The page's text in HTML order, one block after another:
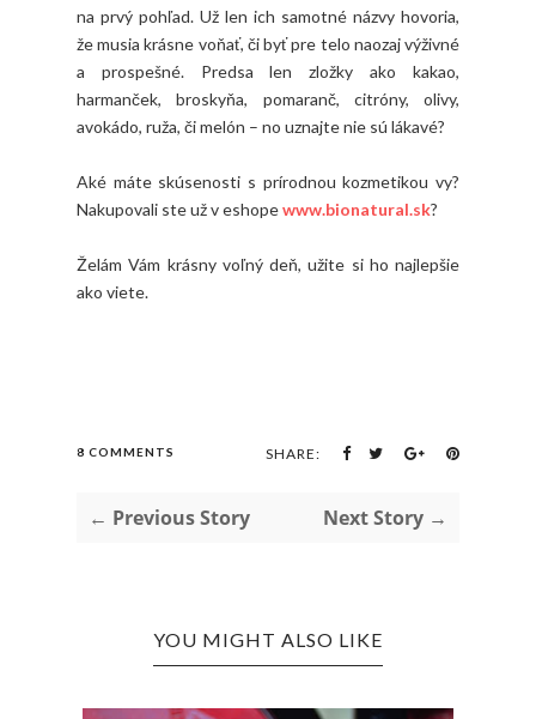
na prvý pohľad. Už len ich samotné názvy hovoria,
že musia krásne voňať, či byť pre telo naozaj výživné
a prospešné. Predsa len zložky ako kakao,
harmanček, broskyňa, pomaranč, citróny, olivy,
avokádo, ruža, či melón – no uznajte nie sú lákavé?
Aké máte skúsenosti s prírodnou kozmetikou vy?
Nakupovali ste už v eshopewww.bionatural.sk?
Želám Vám krásny voľný deň, užite si ho najlepšie
ako viete.
8 COMMENTS SHARE:
← Previous Story Next Story →
YOU MIGHT ALSO LIKE